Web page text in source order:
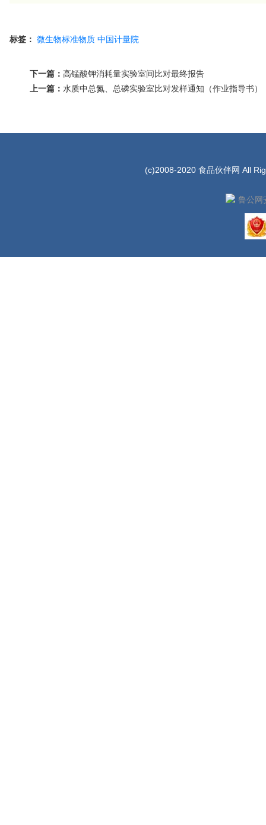
标签： 微生物标准物质 中国计量院
下一篇： 高锰酸钾消耗量实验室间比对最终报告
上一篇： 水质中总氮、总磷实验室比对发样通知（作业指导书）
(c)2008-2020 食品伙伴网 All
鲁公网